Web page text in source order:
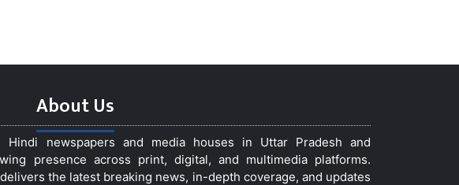
About Us
newspapers and media houses in Uttar Pradesh and
presence across print, digital, and multimedia platforms.
the latest breaking news, in-depth coverage, and updates